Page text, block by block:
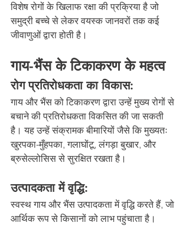
विशेष रोगों के खिलाफ रक्षा की प्रक्रिया है जो
समुद्री बच्चे से लेकर वयस्क जानवरों तक कई
जीवाणुओं द्वारा होती है।
गाय-भैंस के टिकाकरण के महत्व
रोग प्रतिरोधकता का विकास:
गाय और भैंस को टिकाकरण द्वारा उन्हें मुख्य रोगों से
बचाने की प्रतिरोधकता विकसित की जा सकती
है। यह उन्हें संक्रामक बीमारियों जैसे कि मुख्यतः
खुरपका-मुँहपका, गलाघोंटू, लंगड़ा बुखार, और
ब्रुसेल्लोसिस से सुरक्षित रखता है।
उत्पादकता में वृद्धि:
स्वस्थ गाय और भैंस उत्पादकता में वृद्धि करते हैं, जो
आर्थिक रूप से किसानों को लाभ पहुंचाता है।